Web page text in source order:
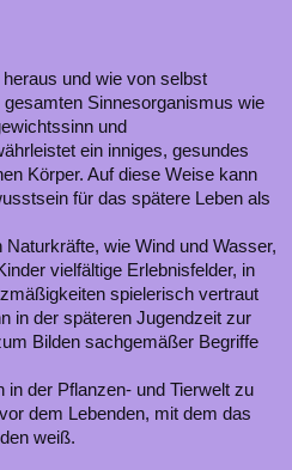
und wie von selbst
Sinnesorganismus wie
und
ein inniges, gesundes
Körper. Auf diese Weise kann
für das spätere Leben als
wie Wind und Wasser,
vielfältige Erlebnisfelder, in
spielerisch vertraut
in der späteren Jugendzeit zur
Bilden sachgemäßer Begriffe
der Pflanzen- und Tierwelt zu
dem Lebenden, mit dem das
weiß.